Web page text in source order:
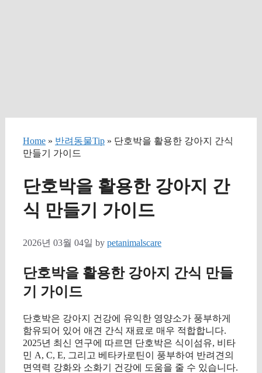
Home » 반려동물Tip » 단호박을 활용한 강아지 간식
만들기 가이드
단호박을 활용한 강아지 간
식 만들기 가이드
2026년 03월 04일 by petanimalscare
단호박을 활용한 강아지 간식 만들
기 가이드
단호박은 강아지 건강에 유익한 영양소가 풍부하게
함유되어 있어 애견 간식 재료로 매우 적합합니다.
2025년 최신 연구에 따르면 단호박은 식이섬유, 비타
민 A, C, E, 그리고 베타카로틴이 풍부하여 반려견의
면역력 강화와 소화기 건강에 도움을 줄 수 있습니다.